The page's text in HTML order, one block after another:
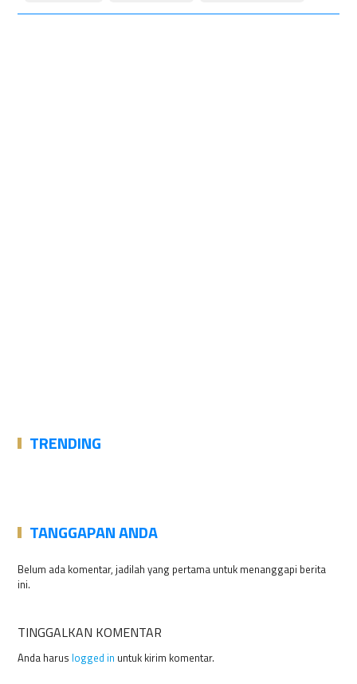
TRENDING
TANGGAPAN ANDA
Belum ada komentar, jadilah yang pertama untuk menanggapi berita
ini.
TINGGALKAN KOMENTAR
Anda harus logged in untuk kirim komentar.